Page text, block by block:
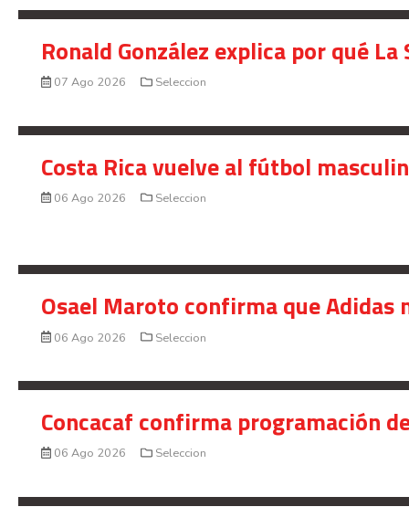
Ronald González explica por qué
07 Ago 2026 Seleccion
Costa Rica vuelve al fútbol
06 Ago 2026 Seleccion
Osael Maroto confirma que Adidas
06 Ago 2026 Seleccion
Concacaf confirma programación
06 Ago 2026 Seleccion